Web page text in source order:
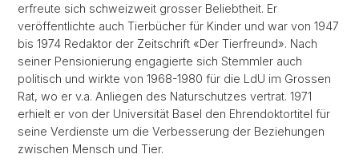
erfreute sich schweizweit grosser Beliebtheit. Er
veröffentlichte auch Tierbücher für Kinder und war von 1947
bis 1974 Redaktor der Zeitschrift «Der Tierfreund». Nach
seiner Pensionierung engagierte sich Stemmler auch
politisch und wirkte von 1968-1980 für die LdU im Grossen
Rat, wo er v.a. Anliegen des Naturschutzes vertrat. 1971
erhielt er von der Universität Basel den Ehrendoktortitel für
seine Verdienste um die Verbesserung der Beziehungen
zwischen Mensch und Tier.